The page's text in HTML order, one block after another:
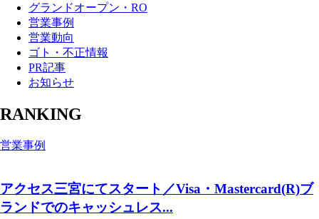
グランドオープン・RO
営業事例
営業動向
ゴト・不正情報
PR記事
お知らせ
RANKING
営業事例
アクセス三宮にてスタート／Visa・Mastercard(R)ブ
ランドでのキャッシュレス...